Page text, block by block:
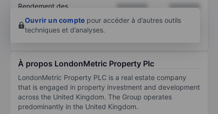
Rendement des
XXXXXXX
XXXXXXX
Ouvrir un compte pour accéder à d’autres outils
techniques et d’analyses.
À propos LondonMetric Property Plc
LondonMetric Property PLC is a real estate company
that is engaged in property investment and development
across the United Kingdom. The Group operates
predominantly in the United Kingdom.